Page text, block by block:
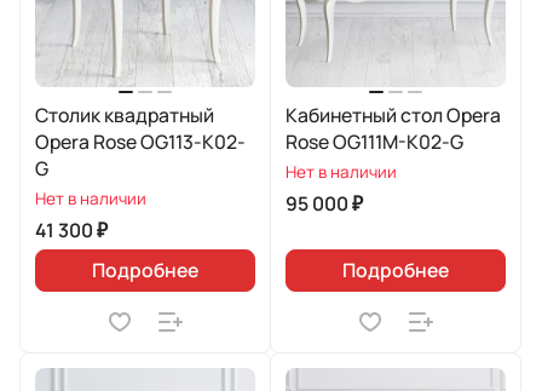
Столик квадратный
Opera Rose OG113-K02-
G
Нет в наличии
41 300 ₽
Подробнее
Кабинетный стол Opera
Rose OG111M-K02-G
Нет в наличии
95 000 ₽
Подробнее